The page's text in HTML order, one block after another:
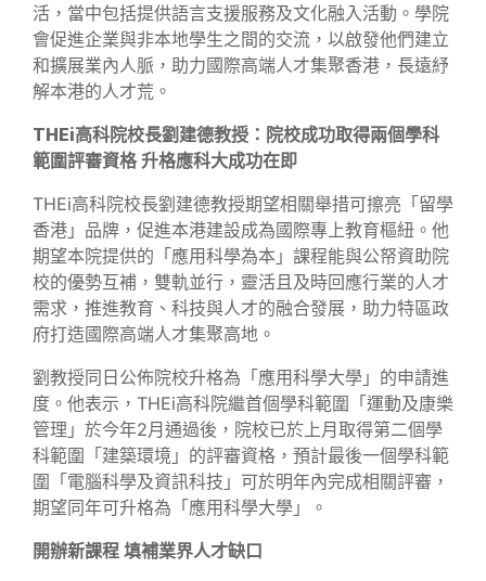
活，當中包括提供語言支援服務及文化融入活動。學院
會促進企業與非本地學生之間的交流，以啟發他們建立
和擴展業內人脈，助力國際高端人才集聚香港，長遠紓
解本港的人才荒。
THEi高科院校長劉建德教授：院校成功取得兩個學科
範圍評審資格 升格應科大成功在即
THEi高科院校長劉建德教授期望相關舉措可擦亮「留學
香港」品牌，促進本港建設成為國際專上教育樞紐。他
期望本院提供的「應用科學為本」課程能與公帑資助院
校的優勢互補，雙軌並行，靈活且及時回應行業的人才
需求，推進教育、科技與人才的融合發展，助力特區政
府打造國際高端人才集聚高地。
劉教授同日公佈院校升格為「應用科學大學」的申請進
度。他表示，THEi高科院繼首個學科範圍「運動及康樂
管理」於今年2月通過後，院校已於上月取得第二個學
科範圍「建築環境」的評審資格，預計最後一個學科範
圍「電腦科學及資訊科技」可於明年內完成相關評審，
期望同年可升格為「應用科學大學」。
開辦新課程 填補業界人才缺口